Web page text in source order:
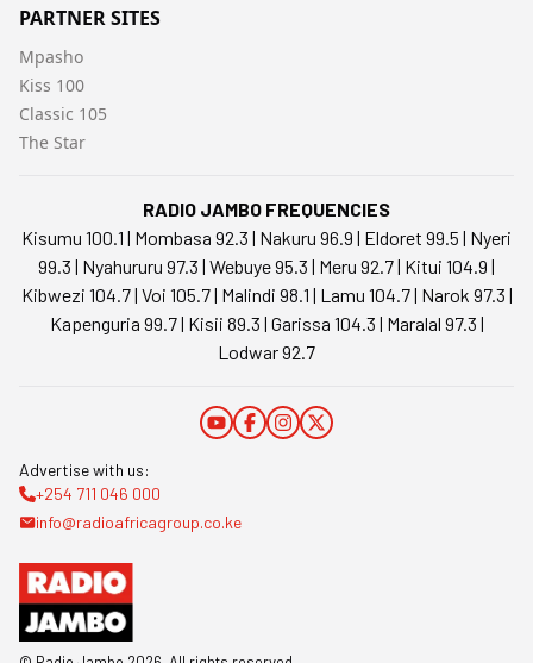
PARTNER SITES
Mpasho
Kiss 100
Classic 105
The Star
RADIO JAMBO FREQUENCIES
Kisumu 100.1 | Mombasa 92.3 | Nakuru 96.9 | Eldoret 99.5 | Nyeri
99.3 | Nyahururu 97.3 | Webuye 95.3 | Meru 92.7 | Kitui 104.9 |
Kibwezi 104.7 | Voi 105.7 | Malindi 98.1 | Lamu 104.7 | Narok 97.3 |
Kapenguria 99.7 | Kisii 89.3 | Garissa 104.3 | Maralal 97.3 |
Lodwar 92.7
Advertise with us:
+254 711 046 000
info@radioafricagroup.co.ke